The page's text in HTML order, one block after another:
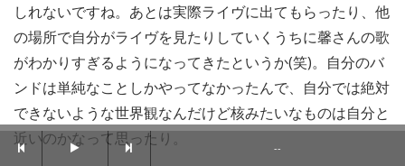
しれないですね。あとは実際ライヴに出てもらったり、他
の場所で自分がライヴを見たりしていくうちに馨さんの歌
がわかりすぎるようになってきたというか(笑)。自分のバ
ンドは単純なことしかやってなかったんで、自分では絶対
できないような世界観なんだけど核みたいなものは自分と
近いのかなって思ったり。
--